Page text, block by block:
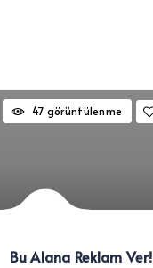
47 görüntülenme
Bu Alana Reklam Ver!